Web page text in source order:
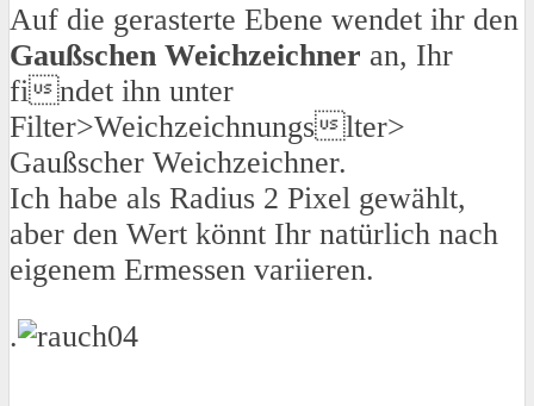
Auf die gerasterte Ebene wendet ihr den
Gaußschen Weichzeichner an, Ihr
findet ihn unter
Filter>Weichzeichnungslter>
Gaußscher Weichzeichner.
Ich habe als Radius 2 Pixel gewählt,
aber den Wert könnt Ihr natürlich nach
eigenem Ermessen variieren.
.